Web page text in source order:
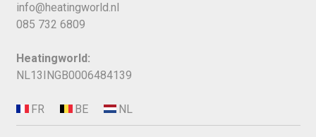
info@heatingworld.nl
085 732 6809
Heatingworld:
NL13INGB0006484139